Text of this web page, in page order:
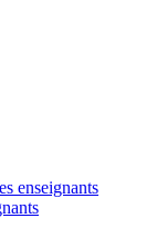
enseignants